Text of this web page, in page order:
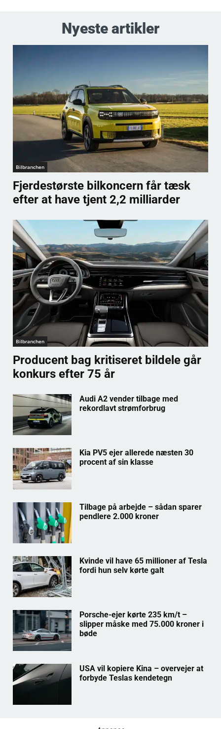
Nyeste artikler
Bilbranchen
Fjerdestørste bilkoncern får tæsk
efter at have tjent 2,2 milliarder
Bilbranchen
Producent bag kritiseret bildele går
konkurs efter 75 år
Audi A2 vender tilbage med
rekordlavt strømforbrug
Kia PV5 ejer allerede næsten 30
procent af sin klasse
Tilbage på arbejde – sådan sparer
pendlere 2.000 kroner
Kvinde vil have 65 millioner af Tesla
fordi hun selv kørte galt
Porsche-ejer kørte 235 km/t –
slipper måske med 75.000 kroner i
bøde
USA vil kopiere Kina – overvejer at
forbyde Teslas kendetegn